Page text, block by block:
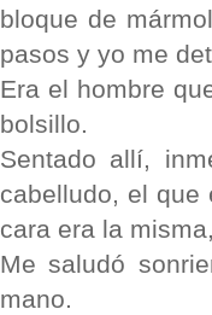
bloque de
pasos y yo me
Era el hombre
bolsillo.
Sentado allí,
cabelludo, el que
cara era la
Me saludó
mano.